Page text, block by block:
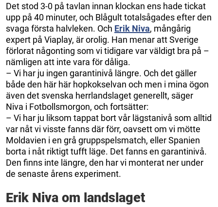
Det stod 3-0 på tavlan innan klockan ens hade tickat
upp på 40 minuter, och Blågult totalsågades efter den
svaga första halvleken. Och Erik Niva, mångårig
expert på Viaplay, är orolig. Han menar att Sverige
förlorat någonting som vi tidigare var väldigt bra på –
nämligen att inte vara för dåliga.
– Vi har ju ingen garantinivå längre. Och det gäller
både den här här hopkokselvan och men i mina ögon
även det svenska herrlandslaget generellt, säger
Niva i Fotbollsmorgon, och fortsätter:
– Vi har ju liksom tappat bort vår lägstanivå som alltid
var nåt vi visste fanns där förr, oavsett om vi mötte
Moldavien i en grå gruppspelsmatch, eller Spanien
borta i nåt riktigt tufft läge. Det fanns en garantinivå.
Den finns inte längre, den har vi monterat ner under
de senaste årens experiment.
Erik Niva om landslaget